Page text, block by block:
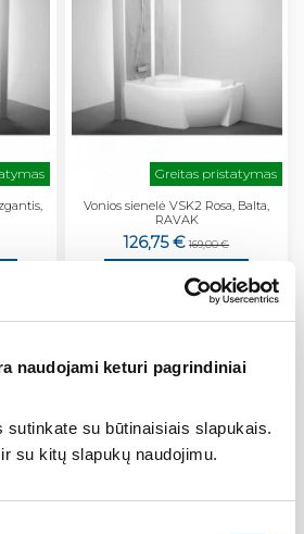
naudojami keturi pagrindiniai
sutinkate su būtinaisiais slapukais.
su kitų slapukų naudojimu.
Greitas pristatymas
Vonios sienelė VSK2 Rosa, Balta,
RAVAK
126,75 € 169,00 €
Pridėti į krepšelį